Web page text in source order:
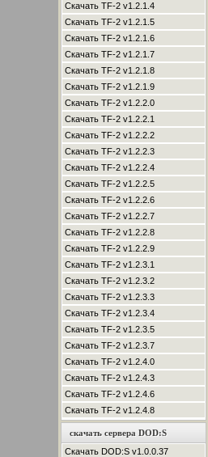
Скачать TF-2 v1.2.1.4
Скачать TF-2 v1.2.1.5
Скачать TF-2 v1.2.1.6
Скачать TF-2 v1.2.1.7
Скачать TF-2 v1.2.1.8
Скачать TF-2 v1.2.1.9
Скачать TF-2 v1.2.2.0
Скачать TF-2 v1.2.2.1
Скачать TF-2 v1.2.2.2
Скачать TF-2 v1.2.2.3
Скачать TF-2 v1.2.2.4
Скачать TF-2 v1.2.2.5
Скачать TF-2 v1.2.2.6
Скачать TF-2 v1.2.2.7
Скачать TF-2 v1.2.2.8
Скачать TF-2 v1.2.2.9
Скачать TF-2 v1.2.3.1
Скачать TF-2 v1.2.3.2
Скачать TF-2 v1.2.3.3
Скачать TF-2 v1.2.3.4
Скачать TF-2 v1.2.3.5
Скачать TF-2 v1.2.3.7
Скачать TF-2 v1.2.4.0
Скачать TF-2 v1.2.4.3
Скачать TF-2 v1.2.4.6
Скачать TF-2 v1.2.4.8
скачать сервера DOD:S
Скачать DOD:S v1.0.0.37